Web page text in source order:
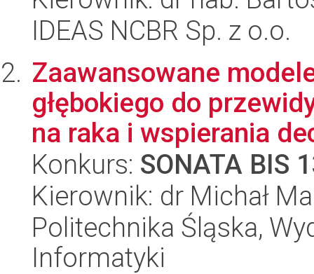
IDEAS NCBR Sp. z o.o.
Zaawansowane
głębokiego do
na raka i wspierania
Konkurs: SONATA BIS
Kierownik: dr Michał
Politechnika Śląska,
Informatyki